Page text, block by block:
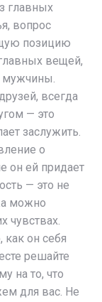
главных
вопрос
позицию
вещей,
мужчины.
всегда
— это
заслужить.
о
он ей придает
— это не
можно
чувствах.
как он себя
решайте
на то, что
для вас. Не